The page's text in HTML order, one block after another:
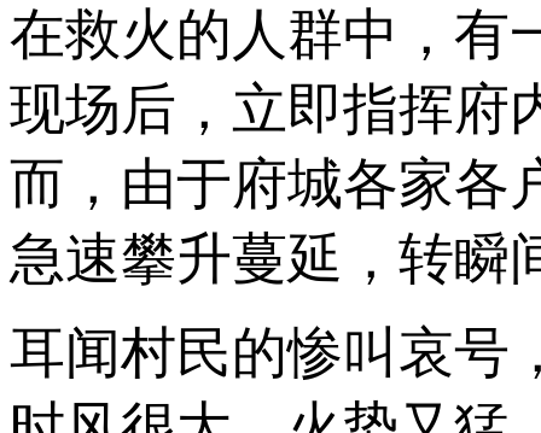
在救火的人群中，有
现场后，立即指挥府
而，由于府城各家各
急速攀升蔓延，转瞬
耳闻村民的惨叫哀号